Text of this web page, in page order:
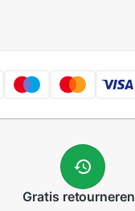
Gratis retourneren